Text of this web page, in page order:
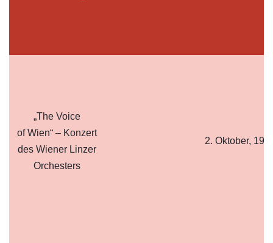
„The Voice
of Wien“ – Konzert
des Wiener Linzer
Orchesters
2. Oktober,